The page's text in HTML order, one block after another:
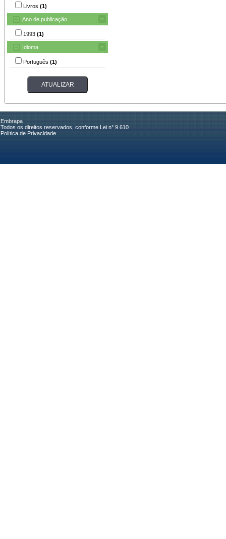
Livros (1)
Ano de publicação
1993 (1)
Idioma
Português (1)
Embrapa
Todos os direitos reservados, conforme Lei n° 9.610
Política de Privacidade